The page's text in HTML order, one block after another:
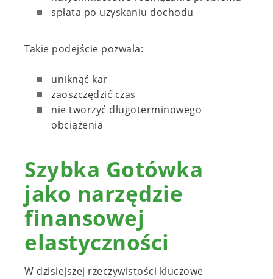
spłata po uzyskaniu dochodu
Takie podejście pozwala:
uniknąć kar
zaoszczędzić czas
nie tworzyć długoterminowego
obciążenia
Szybka Gotówka
jako narzędzie
finansowej
elastyczności
W dzisiejszej rzeczywistości kluczowe